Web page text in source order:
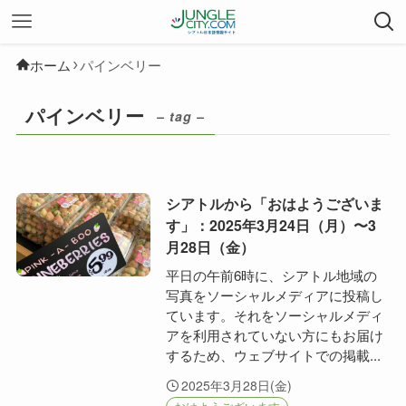
ホーム パインベリー
パインベリー – tag –
シアトルから「おはようございま
す」：2025年3月24日（月）〜3
月28日（金）
平日の午前6時に、シアトル地域の
写真をソーシャルメディアに投稿し
ています。それをソーシャルメディ
アを利用されていない方にもお届け
するため、ウェブサイトでの掲載...
2025年3月28日(金)